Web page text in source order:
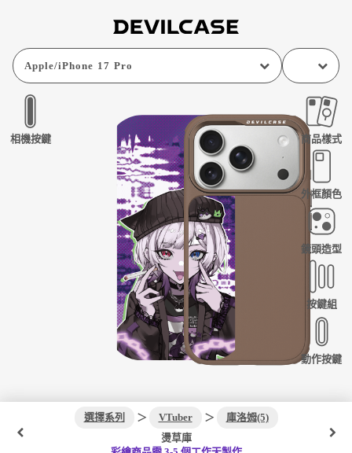
Apple/iPhone 17 Pro
相機按鍵 商品樣式
外框顏色
鏡頭造型
按鍵組
動作按鍵
選擇系列 ＞ VTuber ＞
庫洛姆(5)
燙草庫